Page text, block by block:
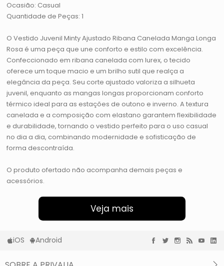
Ocasião: Casual
Quantidade de Peças: 1
O Vestido Juvenil Minty Ajustado Ribana Canelada Manga Longa
Rosa é uma peça que une conforto e estilo com excelência.
Confeccionado em ribana canelada com lurex, o tecido
oferece um toque macio e um brilho sutil que realça a
elegância da peça. Seu corte ajustado valoriza a silhueta
juvenil, enquanto as mangas longas proporcionam conforto
térmico ideal para as estações de outono e inverno. A textura
canelada e a composição com elastano garantem flexibilidade
e durabilidade, tornando o vestido perfeito para o uso casual
no dia a dia, combinando modernidade e sofisticação de
forma descontraída.
O produto ofertado não acompanha demais peças e
acessórios.
Veja mais
iOS Android